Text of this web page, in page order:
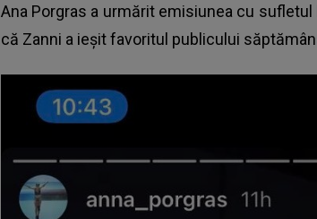
Ana Porgras a urmărit emisiunea cu
că Zanni a ieșit favoritul publicului